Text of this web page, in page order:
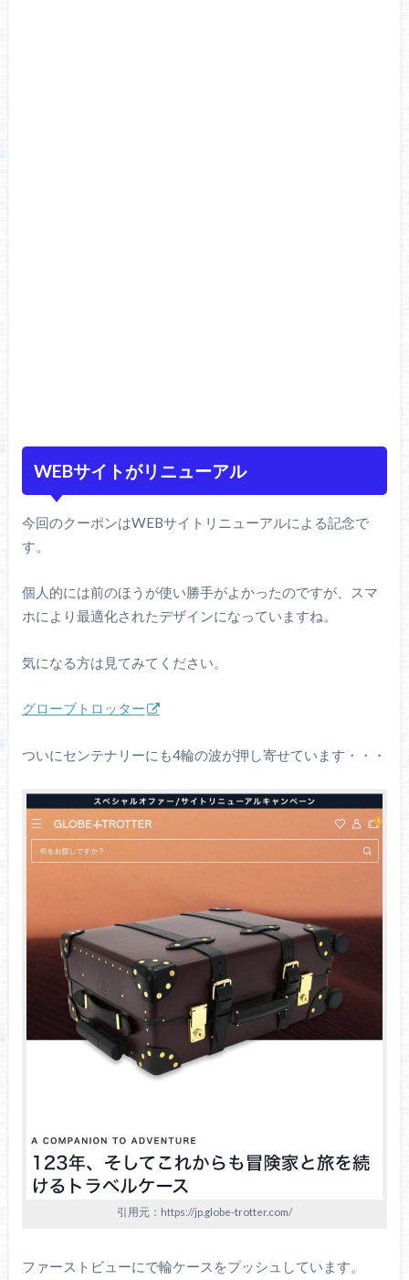
WEBサイトがリニューアル
今回のクーポンはWEBサイトリニューアルによる記念で
す。
個人的には前のほうが使い勝手がよかったのですが、スマ
ホにより最適化されたデザインになっていますね。
気になる方は見てみてください。
グローブトロッター
ついにセンテナリーにも4輪の波が押し寄せています・・・
引用元：https://jp.globe-trotter.com/
ファーストビューにで輪ケースをプッシュしています。